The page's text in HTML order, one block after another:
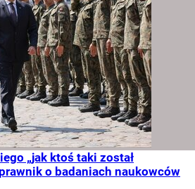
„jak ktoś taki został
o badaniach naukowców